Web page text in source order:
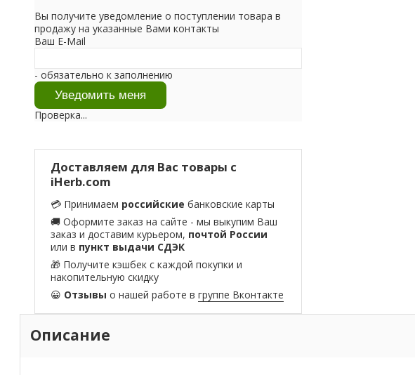
Вы получите уведомление о поступлении товара в
продажу на указанные Вами контакты
Ваш E-Mail
- обязательно к заполнению
Проверка...
Доставляем для Вас товары с
iHerb.com
💳 Принимаем российские банковские карты
🚚 Оформите заказ на сайте - мы выкупим Ваш
заказ и доставим курьером, почтой России
или в пункт выдачи СДЭК
🎁 Получите кэшбек с каждой покупки и
накопительную скидку
😀 Отзывы о нашей работе вгруппе Вконтакте
Описание